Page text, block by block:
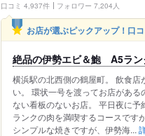
口コミ 4,937件 フォロワー 7,204人
お店が選ぶピックアップ！口コ
絶品の伊勢エビ＆鮑 A5ラン
横浜駅の北西側の鶴屋町。 飲食
い。 環状一号を渡ってお店があ
ない看板のないお店。 平日夜に
ランクの肉を満喫するコースです
シンプルな焼きですが、伊勢海...